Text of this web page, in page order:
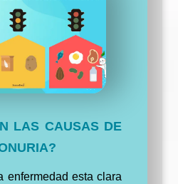
LAS CAUSAS DE
enfermedad esta clara